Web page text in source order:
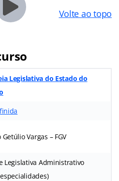
Volte ao topo
Legislativa do Estado do
Vargas – FGV
Legislativa Administrativo